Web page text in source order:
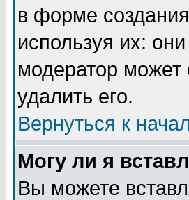
в форме
используя их:
модератор
удалить его.
Вернуться к
Могу ли я
Вы можете